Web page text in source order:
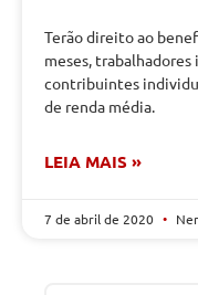
Terão direito ao
meses, trabalhadores
contribuintes
de renda média.
LEIA MAIS »
7 de abril de 2020